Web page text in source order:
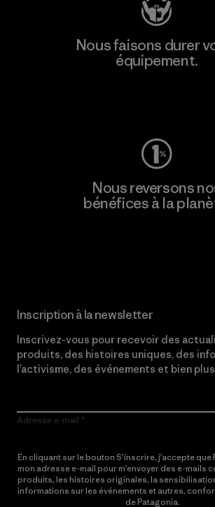
Nous faisons durer
équipement.
Nous reversons
bénéfices à la
Inscription à la newsletter
Inscrivez-vous pour recevoir des
produits, des histoires uniques, des
l’activisme, des événements et bien
Adresse e-mail
En cliquant sur le bouton S’inscrire, j’accepte
mon adresse e-mail pour m’envoyer des e-mails
produits, les histoires originales, la sensibilisation
informations sur les événements et autres,
de Patagonia.